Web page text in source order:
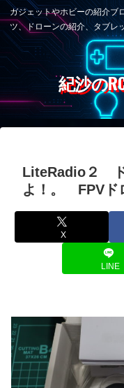
ガジェットやホビーの紹介ブ
ツ、ドローンの紹介、タブレ
紀沙の
LiteRadio２ ド
よ！。 FPVド
X
LINE